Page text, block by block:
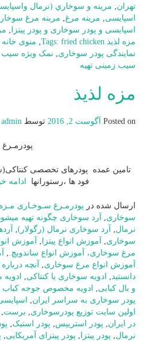
تهران, مرينه و سوخاري (نرمال
اسپایسی, مرینه مرغ, مرینه مرغ
اسپایسی و پودر سوخاری و پودر پیتزا ,
مزه لذیذ Tags: fried chicken
, منوی
نمایندگی پودر سوخاری, نمک ویژه سیب
سیب زمینی تهیه
مزه لذیذ
Posted on آگوست 2, 2016 توسط admin
تامین عمده پودرهای تخصصی
فود ها ،رستورانها
ادامه
ارسال شده در پودرمـرغ سـوخـاری مـزه
سوخاری, آرد سوخاری چگونه تهیه
نرمال, آرد سوخاری نرمال (رگولار),
سوخاری, آموزش انواع پیتزا ,
آموزش
مرغ سوخاری، آموزش انواع ساندویچ.,
آموزش انواع مرغ سوخاری,
آنچه
دانستید, ادویه سوخاری یا کنتاکی,
و بال کبابی, ادویه مخصوص جوجه کباب
پودر سوخاری به سراسر ایران,
اولین سایت توزیع پودرسوخاری, برست,
در ایران, پودر استریپس, پودر استیک,
نرمال, پودر پیتزا , پودر پیتزای آمریکایی,